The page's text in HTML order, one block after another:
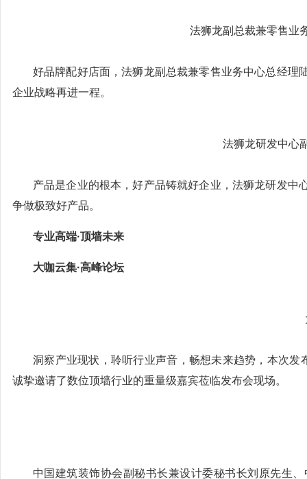
法狮龙副总裁兼零售业
好品牌配好店面，法狮龙副总裁兼零售业务中心总经理
企业战略再进一程。
法狮龙研发中心
产品是企业的根本，好产品铸就好企业，法狮龙研发
争做极致好产品。
专业高端·顶墙未来
大咖云集·高峰论坛
大
洞察产业现状，聆听行业声音，畅想未来趋势，本次发
诚挚邀请了数位顶墙行业的重量级嘉宾莅临发布会现场。
中国建筑装饰协会副秘书长兼设计委秘书长刘原先生